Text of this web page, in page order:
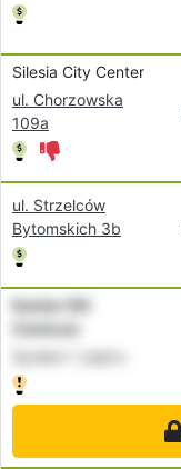
Silesia City Center
ul. Chorzowska
109a
ul. Strzelców
Bytomskich 3b
Kantor DH
Centrum
Społem 1 piętro